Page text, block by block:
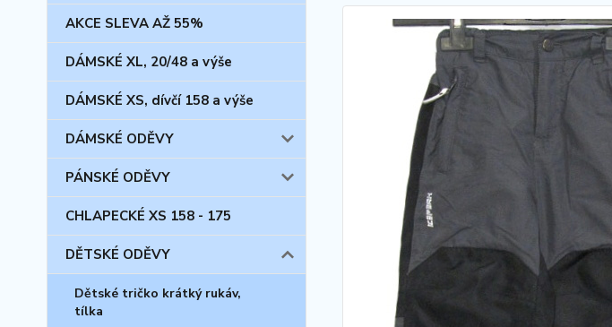
AKCE SLEVA AŽ 55%
DÁMSKÉ XL, 20/48 a výše
DÁMSKÉ XS, dívčí 158 a výše
DÁMSKÉ ODĚVY
PÁNSKÉ ODĚVY
CHLAPECKÉ XS 158 - 175
DĚTSKÉ ODĚVY
Dětské tričko krátký rukáv,
tílka